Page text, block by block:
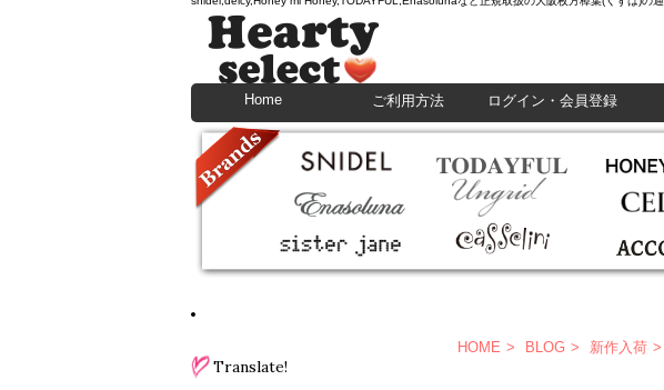
Home ご利用方法 ログイン・会員登録
Translate!
HOME BLOG 新作入荷